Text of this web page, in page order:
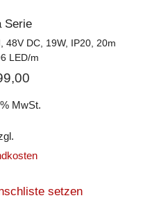
Serie
48V DC, 19W, IP20, 20m
LED/m
MwSt.
setzen